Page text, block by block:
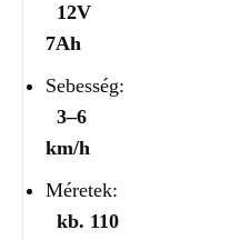
12V
7Ah
Sebesség:
3–6
km/h
Méretek:
kb. 110